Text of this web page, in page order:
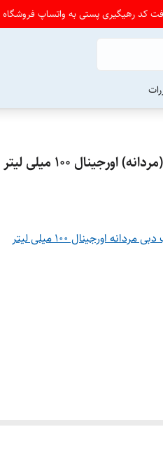
۱۰۰ میلی لیتر
اورجینال ۱۰۰ میلی لیتر